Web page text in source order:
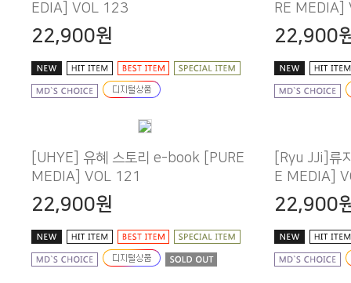
EDIA] VOL 123
22,900원
RE MEDIA]
22,900
MEDIA] VOL 121
22,900원
E MEDIA]
22,900